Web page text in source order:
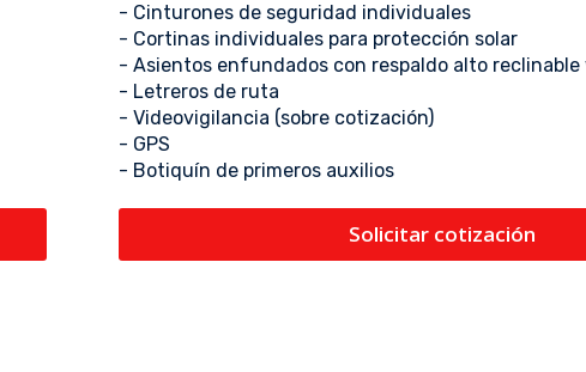
- Cinturones de seguridad individuales
- Cortinas individuales para protección solar
- Asientos enfundados con respaldo alto reclinable
- Letreros de ruta
- Videovigilancia (sobre cotización)
- GPS
- Botiquín de primeros auxilios
Solicitar cotización